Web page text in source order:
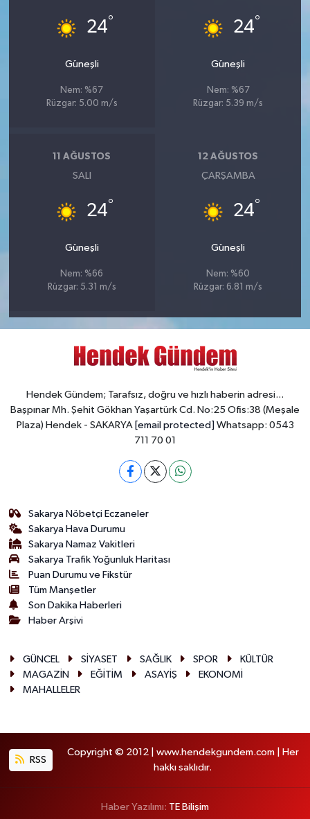
24°
Güneşli
Nem: %67
Rüzgar: 5.00 m/s
24°
Güneşli
Nem: %67
Rüzgar: 5.39 m/s
11 AĞUSTOS
SALI
24°
Güneşli
Nem: %66
Rüzgar: 5.31 m/s
12 AĞUSTOS
ÇARŞAMBA
24°
Güneşli
Nem: %60
Rüzgar: 6.81 m/s
Hendek Gündem; Tarafsız, doğru ve hızlı haberin adresi...
Başpınar Mh. Şehit Gökhan Yaşartürk Cd. No:25 Ofis:38 (Meşale
Plaza) Hendek - SAKARYA [email protected] Whatsapp: 0543
711 70 01
Sakarya Nöbetçi Eczaneler
Sakarya Hava Durumu
Sakarya Namaz Vakitleri
Sakarya Trafik Yoğunluk Haritası
Puan Durumu ve Fikstür
Tüm Manşetler
Son Dakika Haberleri
Haber Arşivi
GÜNCEL SİYASET SAĞLIK SPOR
KÜLTÜR
MAGAZİN
EĞİTİM ASAYİŞ
EKONOMİ
MAHALLELER
RSS
Copyright © 2012 | www.hendekgundem.com | Her
hakkı saklıdır.
Haber Yazılımı: TE Bilişim